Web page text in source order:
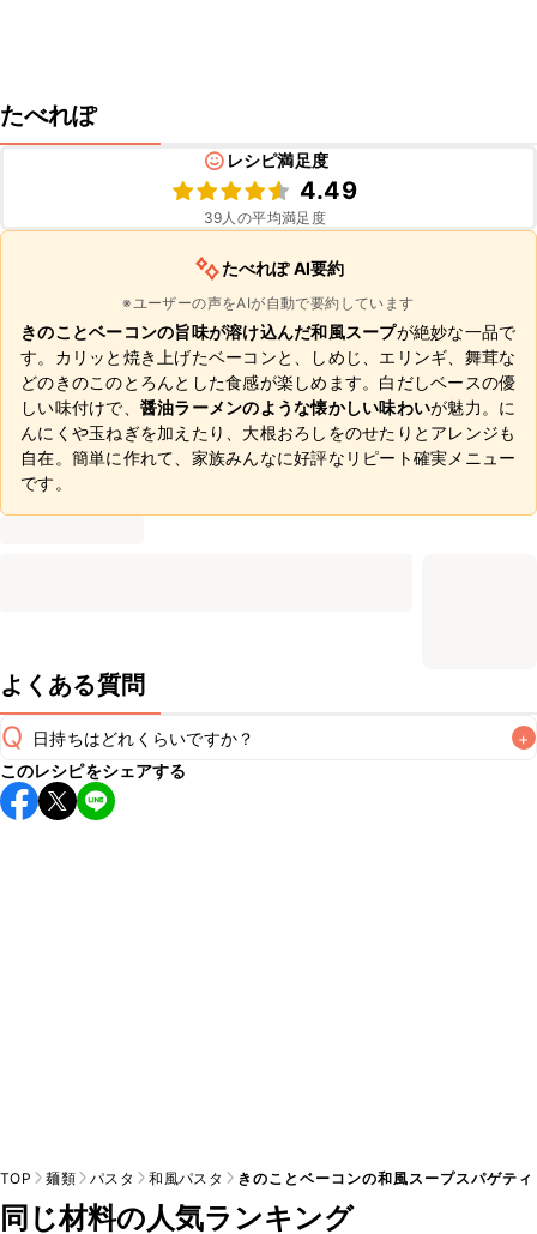
たべれぽ
レシピ満足度
4.49
39人の平均満足度
たべれぽ AI要約
※ユーザーの声をAIが自動で要約しています
きのことベーコンの旨味が溶け込んだ和風スープが絶妙な一品で
す。カリッと焼き上げたベーコンと、しめじ、エリンギ、舞茸な
どのきのこのとろんとした食感が楽しめます。白だしベースの優
しい味付けで、 醤油ラーメンのような懐かしい味わいが魅力。に
んにくや玉ねぎを加えたり、大根おろしをのせたりとアレンジも
自在。簡単に作れて、家族みんなに好評なリピート確実メニュー
です。
よくある質問
Q 日持ちはどれくらいですか？ +
こちらのレシピは出来たてをお召し上がりいただくことをお
すすめします。
このレシピをシェアする
TOP 麺類 パスタ 和風パスタ きのことベーコンの和風スープスパゲティ
同じ材料の人気ランキング